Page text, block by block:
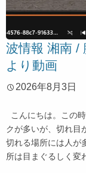
波情報 湘南 /
より動画
2026年8月3日
こんにちは。この
クが多いが、切れ目
切れる場所には人が
所は目まぐるしく変